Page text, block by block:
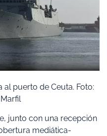
al puerto de Ceuta. Foto:
junto con una recepción
mediática-